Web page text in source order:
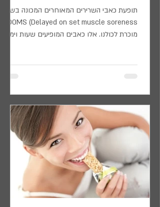
תופעת כאבי השרירים המאוחרים המכונה בשם
מוכרת לכולנו. אלו כאבים המופיעים שעות וימים
בגנטיקה ב- רמת המתאמן ג- הדגשת החלקים
האקסצנטריים באימון. המנגנון הפיזיולוגי אינו
א- דלקת הנגרמת מקרעים מיקרוסקופיים
החיבור של השרירים, קרעים אלו מ